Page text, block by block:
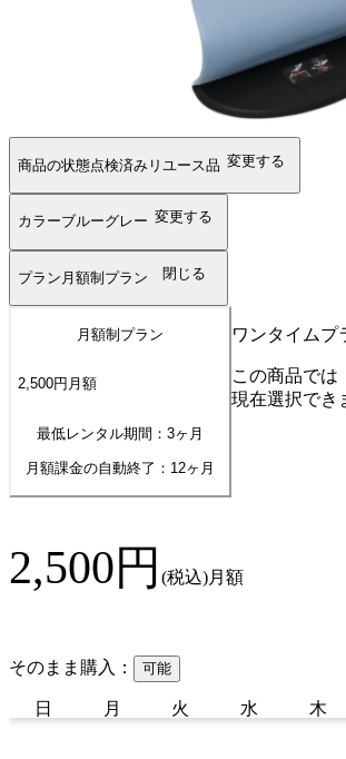
商品の状態点検済みリユース品 変更する
カラーブルーグレー 変更する
プラン 月額制プラン 閉じる
月額制プラン
2,500円 月額
最低レンタル期間：3ヶ月
月額課金の自動終了： 12ヶ月
ワンタイムプ
この商品では
現在選択でき
2,500円 (税込)月額
そのまま購入： 可能
日 月 火 水 木